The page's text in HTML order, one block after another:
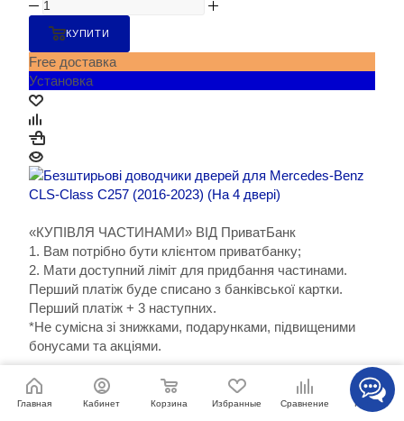
КУПИТИ
Free доставка
Установка
«КУПІВЛЯ ЧАСТИНАМИ» ВІД ПриватБанк
1. Вам потрібно бути клієнтом приватбанку;
2. Мати доступний ліміт для придбання частинами.
Перший платіж буде списано з банківської картки.
Перший платіж + 3 наступних.
*Не сумісна зі знижками, подарунками, підвищеними
бонусами та акціями.
«ПОКУПКА ЧАСТИНАМИ» ВІД MONOBANK
Главная Кабинет Корзина Избранные Сравнение Каталог